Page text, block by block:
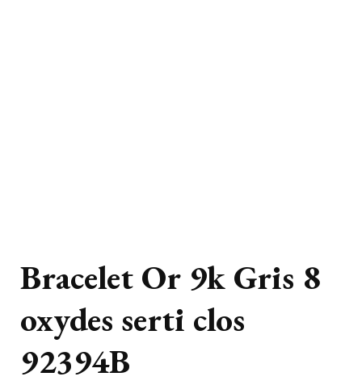
Bracelet Or 9k Gris 8
oxydes serti clos
92394B